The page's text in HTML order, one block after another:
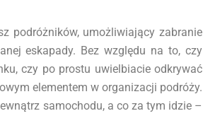
podróżników, umożliwiający zabranie
eskapady. Bez względu na to, czy
czy po prostu uwielbiacie odkrywać
elementem w organizacji podróży.
samochodu, a co za tym idzie –